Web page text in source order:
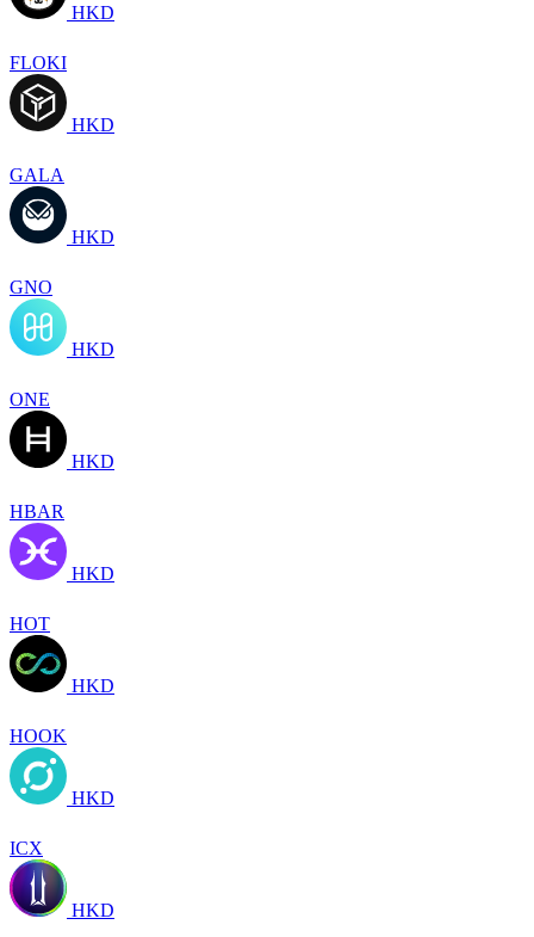
HKD
FLOKI
HKD
GALA
HKD
GNO
HKD
ONE
HKD
HBAR
HKD
HOT
HKD
HOOK
HKD
ICX
HKD